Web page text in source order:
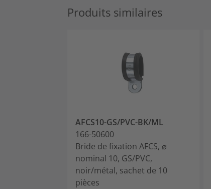
Produits similaires
AFCS10-GS/PVC-BK/ML
166-50600
Bride de fixation AFCS, ⌀
nominal 10, GS/PVC,
noir/métal, sachet de 10
pièces